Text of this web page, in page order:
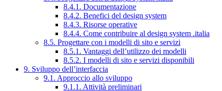
8.4.1. Documentazione
8.4.2. Benefici del design system
8.4.3. Risorse operative
8.4.4. Come contribuire al design system .italia
8.5. Progettare con i modelli di sito e servizi
8.5.1. Vantaggi dell’utilizzo dei modelli
8.5.2. I modelli di sito e servizi disponibili
9. Sviluppo dell’interfaccia
9.1. Approccio allo sviluppo
9.1.1. Attività preliminari